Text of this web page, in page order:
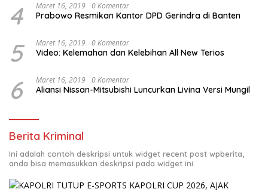
4 Maret 16, 2019 0 Komentar
Prabowo Resmikan Kantor DPD Gerindra di Banten
5 Maret 16, 2019 0 Komentar
Video: Kelemahan dan Kelebihan All New Terios
6 Maret 16, 2019 0 Komentar
Aliansi Nissan-Mitsubishi Luncurkan Livina Versi Mungil
Berita Kriminal
Ini adalah contoh deskripsi untuk widget recent post wpberita,
anda bisa memasukkan deskripsi pada widget ini.